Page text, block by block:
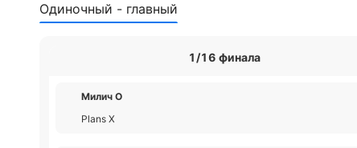
Одиночный - главный
1/16 финала
Милич О
Plans Х